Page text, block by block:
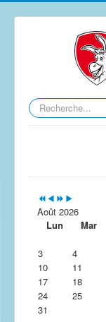
Rechercher
Calendrier
GPS
Le Club
Contact
Forum
Août 2026
Lun
Mar
3
4
10
11
17
18
24
25
31